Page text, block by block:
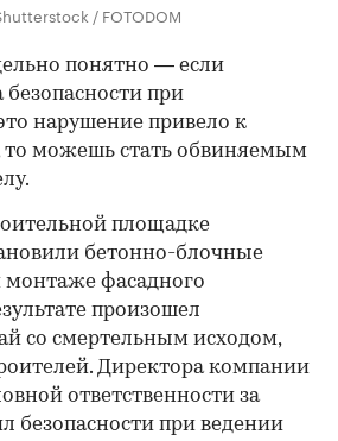
/ FOTODOM
понятно — если
при
нарушение привело к
то можешь стать обвиняемым
площадке
бетонно-блочные
монтаже фасадного
произошел
со смертельным исходом,
Директора компании
ответственности за
безопасности при ведении